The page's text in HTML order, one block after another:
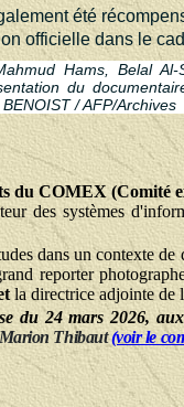
été
officielle dans le
Hams, Belal
du
/ AFP/Archives
du COMEX(Comité
des systèmes
dans un contexte
reporter
la directrice adjointe de
du 24 mars 2026,
Thibaut(voir le